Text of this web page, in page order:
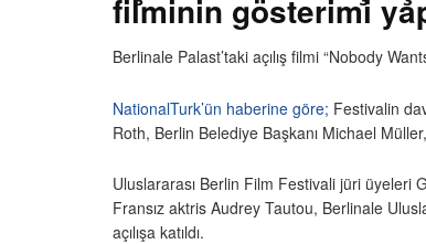
filminin gösterimi
Berlinale Palast’taki açılış filmi “Nobody
NationalTurk’ün haberine göre; Festivalin
Roth, Berlin Belediye Başkanı Michael
Uluslararası Berlin Film Festivali jüri üyeleri
Fransız aktris Audrey Tautou, Berlinale
açılışa katıldı.